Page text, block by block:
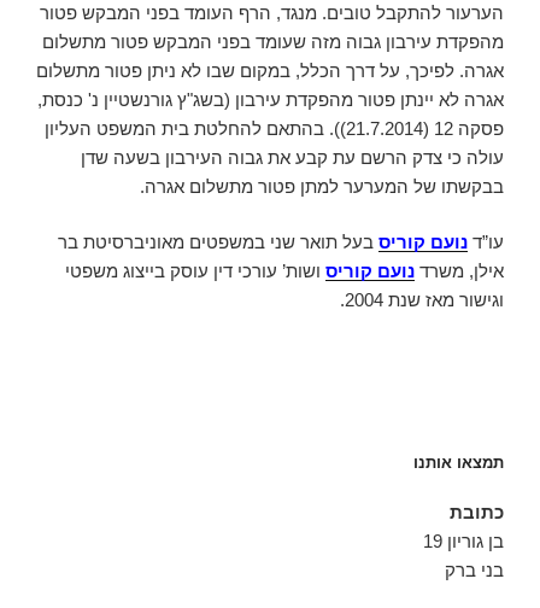
הערעור להתקבל טובים. מנגד, הרף העומד בפני המבקש פטור
מהפקדת עירבון גבוה מזה שעומד בפני המבקש פטור מתשלום
אגרה. לפיכך, על דרך הכלל, במקום שבו לא ניתן פטור מתשלום
אגרה לא יינתן פטור מהפקדת עירבון (בשג"ץ גורנשטיין נ' כנסת,
פסקה 12 (21.7.2014)). בהתאם להחלטת בית המשפט העליון
עולה כי צדק הרשם עת קבע את גבוה העירבון בשעה שדן
בבקשתו של המערער למתן פטור מתשלום אגרה.
עו”ד נועם קוריס בעל תואר שני במשפטים מאוניברסיטת בר
אילן, משרד נועם קוריס ושות’ עורכי דין עוסק בייצוג משפטי
וגישור מאז שנת 2004.
תמצאו אותנו
כתובת
בן גוריון 19
בני ברק